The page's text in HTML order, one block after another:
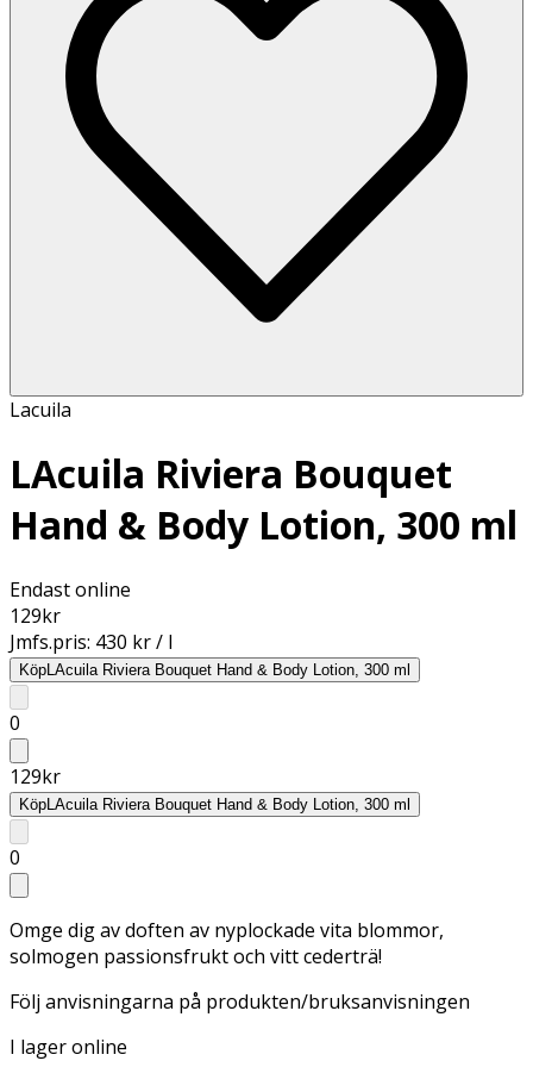
Lacuila
LAcuila Riviera Bouquet
Hand & Body Lotion, 300 ml
Endast online
129kr
Jmfs.pris: 430 kr / l
KöpLAcuila Riviera Bouquet Hand & Body Lotion, 300 ml
0
129kr
KöpLAcuila Riviera Bouquet Hand & Body Lotion, 300 ml
0
Omge dig av doften av nyplockade vita blommor,
solmogen passionsfrukt och vitt cederträ!
Följ anvisningarna på produkten/bruksanvisningen
I lager online